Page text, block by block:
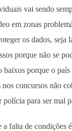
vai sendo
em zonas
os dados, seja
porque não se
baixos porque o
nos concursos não
polícia para ser mal
a falta de condições